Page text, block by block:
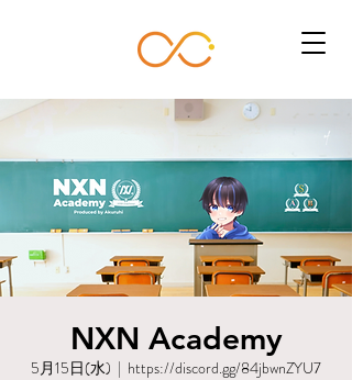
NXN Academy
5月15日(水)
  |
https://discord.gg/84jbwnZYU7